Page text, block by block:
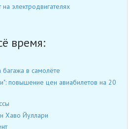
электродвигателях
время:
в самолёте
повышение цен авиабилетов на 20
Хаво Йуллари